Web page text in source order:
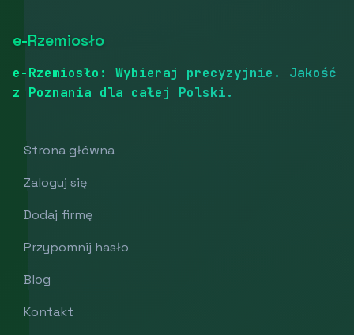
e-Rzemiosło
e-Rzemiosło: Wybieraj precyzyjnie. Jakość
z Poznania dla całej Polski.
Strona główna
Zaloguj się
Dodaj firmę
Przypomnij hasło
Blog
Kontakt